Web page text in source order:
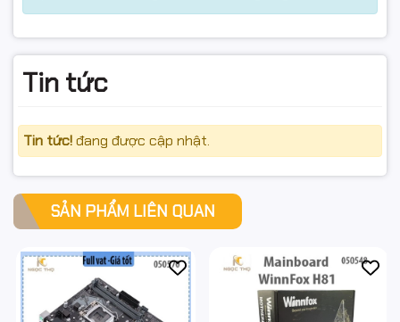
Tin tức
Tin tức!đang được cập nhật.
SẢN PHẨM LIÊN QUAN